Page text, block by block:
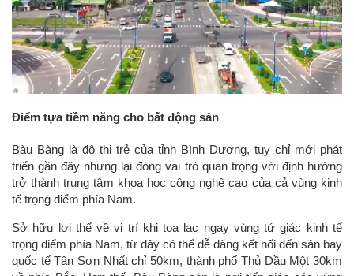
Điểm tựa tiềm năng cho bất động sản
Bàu Bàng là đô thị trẻ của tỉnh Bình Dương, tuy chỉ mới phát
triển gần đây nhưng lại đóng vai trò quan trọng với định hướng
trở thành trung tâm khoa học công nghệ cao của cả vùng kinh
tế trọng điểm phía Nam.
Sở hữu lợi thế về vị trí khi tọa lạc ngay vùng tứ giác kinh tế
trọng điểm phía Nam, từ đây có thể dễ dàng kết nối đến sân bay
quốc tế Tân Sơn Nhất chỉ 50km, thành phố Thủ Dầu Một 30km